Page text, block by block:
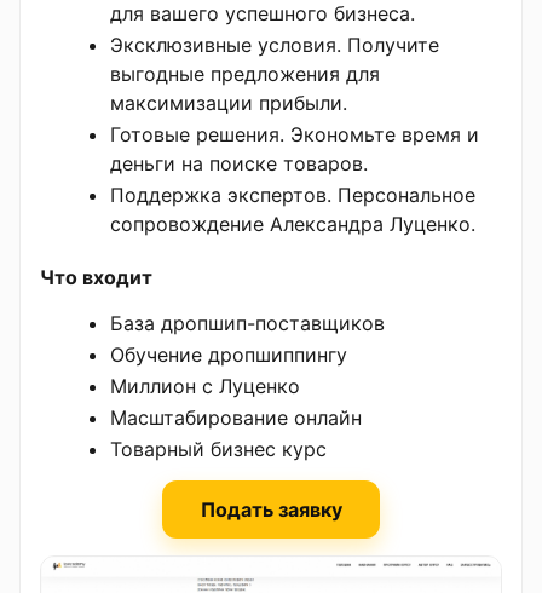
для вашего успешного бизнеса.
Эксклюзивные условия. Получите
выгодные предложения для
максимизации прибыли.
Готовые решения. Экономьте время и
деньги на поиске товаров.
Поддержка экспертов. Персональное
сопровождение Александра Луценко.
Что входит
База дропшип-поставщиков
Обучение дропшиппингу
Миллион с Луценко
Масштабирование онлайн
Товарный бизнес курс
Подать заявку